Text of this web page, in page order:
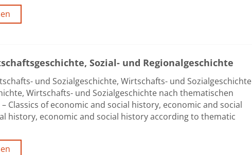
Sozial- und Regionalgeschichte
und Sozialgeschichte, Wirtschafts- und Sozialgeschichte
Wirtschafts- und Sozialgeschichte nach thematischen
Classics of economic and social history, economic and social
history, economic and social history according to thematic